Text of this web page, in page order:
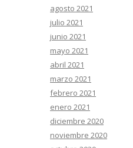
agosto 2021
julio 2021
junio 2021
mayo 2021
abril 2021
marzo 2021
febrero 2021
enero 2021
diciembre 2020
noviembre 2020